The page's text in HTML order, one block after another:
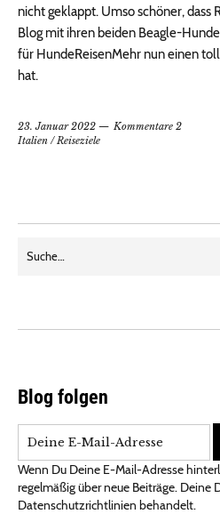
nicht geklappt. Umso schöner, dass
Blog mit ihren beiden Beagle-
für HundeReisenMehr nun einen
hat.
23. Januar 2022
Kommentare 2
Italien /Reiseziele
Blog folgen
Wenn Du Deine E-Mail-Adresse
regelmäßig über neue Beiträge. Deine
Datenschutzrichtlinien behandelt.